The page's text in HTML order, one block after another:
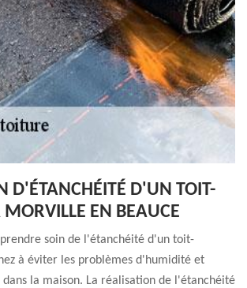
D'ÉTANCHÉITÉ D'UN TOIT-
MORVILLE EN BEAUCE
soin de l'étanchéité d'un toit-
à éviter les problèmes d'humidité et
la maison. La réalisation de l'étanchéité